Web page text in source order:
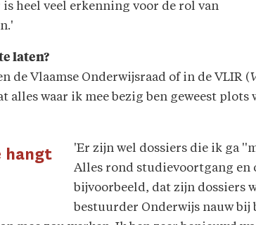
heel veel erkenning voor de rol van
laten?
Vlaamse Onderwijsraad of in de VLIR (
alles waar ik mee bezig ben geweest plots
hangt
'Er zijn wel dossiers die ik ga
Alles rond studievoortgang en
bijvoorbeeld, dat zijn dossiers
bestuurder Onderwijs nauw bij